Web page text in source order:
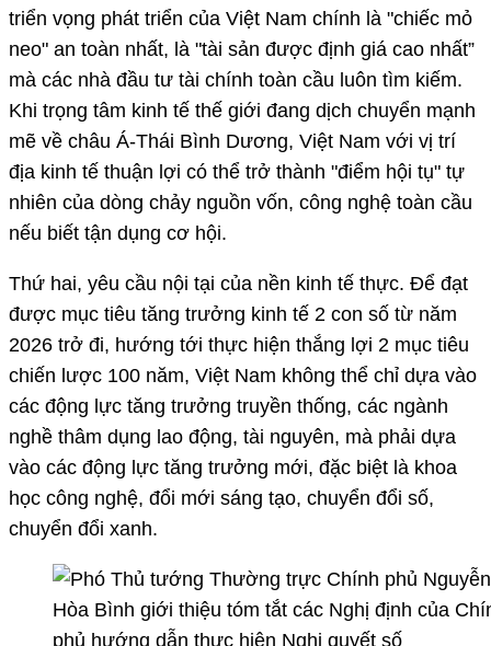
triển vọng phát triển của Việt Nam chính là "chiếc mỏ
neo" an toàn nhất, là "tài sản được định giá cao nhất”
mà các nhà đầu tư tài chính toàn cầu luôn tìm kiếm.
Khi trọng tâm kinh tế thế giới đang dịch chuyển mạnh
mẽ về châu Á-Thái Bình Dương, Việt Nam với vị trí
địa kinh tế thuận lợi có thể trở thành "điểm hội tụ" tự
nhiên của dòng chảy nguồn vốn, công nghệ toàn cầu
nếu biết tận dụng cơ hội.
Thứ hai, yêu cầu nội tại của nền kinh tế thực. Để đạt
được mục tiêu tăng trưởng kinh tế 2 con số từ năm
2026 trở đi, hướng tới thực hiện thắng lợi 2 mục tiêu
chiến lược 100 năm, Việt Nam không thể chỉ dựa vào
các động lực tăng trưởng truyền thống, các ngành
nghề thâm dụng lao động, tài nguyên, mà phải dựa
vào các động lực tăng trưởng mới, đặc biệt là khoa
học công nghệ, đổi mới sáng tạo, chuyển đổi số,
chuyển đổi xanh.